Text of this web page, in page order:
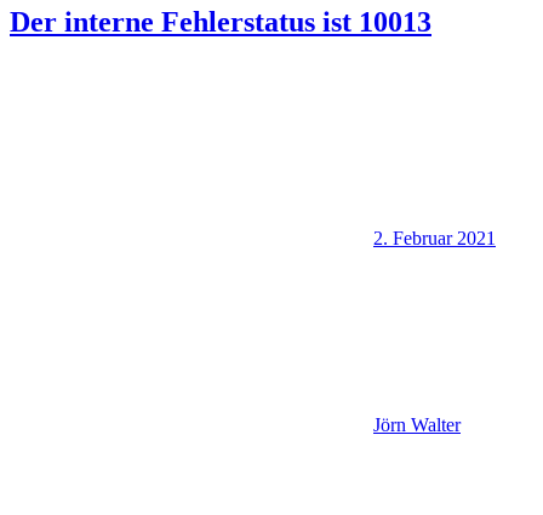
Der interne Fehlerstatus ist 10013
2. Februar 2021
Jörn Walter